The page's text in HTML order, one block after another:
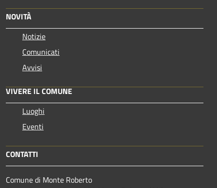
NOVITÀ
Notizie
Comunicati
Avvisi
VIVERE IL COMUNE
Luoghi
Eventi
CONTATTI
Comune di Monte Roberto